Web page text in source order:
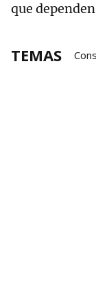
que
TEMAS